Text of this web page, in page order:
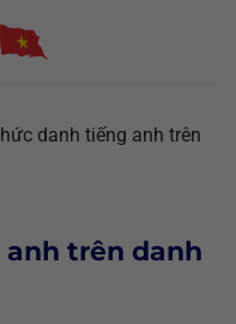
danh tiếng anh trên
trên danh